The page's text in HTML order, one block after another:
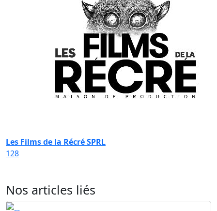
Les Films de la Récré SPRL
128
Nos articles liés